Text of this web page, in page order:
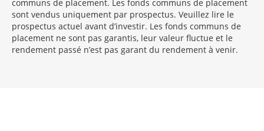
communs de placement. Les fonds communs de placement
sont vendus uniquement par prospectus. Veuillez lire le
prospectus actuel avant d’investir. Les fonds communs de
placement ne sont pas garantis, leur valeur fluctue et le
rendement passé n’est pas garant du rendement à venir.